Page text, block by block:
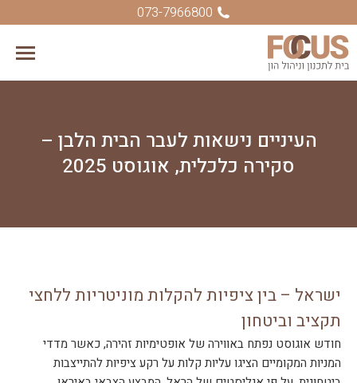
073-7966800
העיניים נישאות לעבר הבית הלבן –
סקירה כלכלית, אוגוסט 2025
ישראל – בין ציפיות להקלות מוניטריות ללחצי
תקציב וביטחון
חודש אוגוסט נפתח באווירה של אופטימיות זהירה, כאשר מדדי
המניות המקומיים הציגו עליות קלות על רקע ציפיות להתייצבות